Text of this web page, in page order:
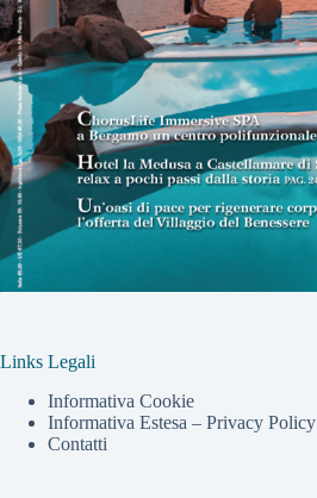
Links Legali
Informativa Cookie
Informativa Estesa – Privacy Policy
Contatti